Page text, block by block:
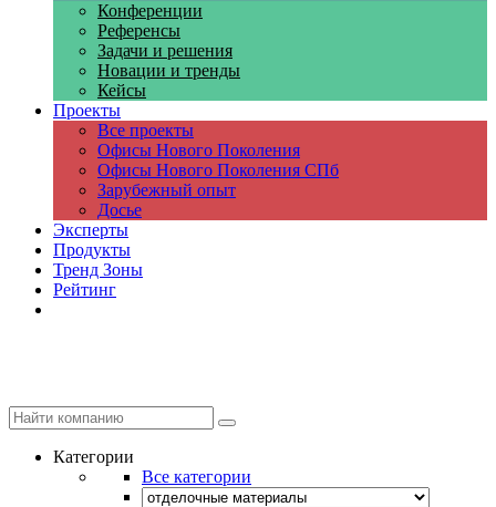
Конференции
Референсы
Задачи и решения
Новации и тренды
Кейсы
Проекты
Все проекты
Офисы Нового Поколения
Офисы Нового Поколения СПб
Зарубежный опыт
Досье
Эксперты
Продукты
Тренд Зоны
Рейтинг
Категории
Все категории